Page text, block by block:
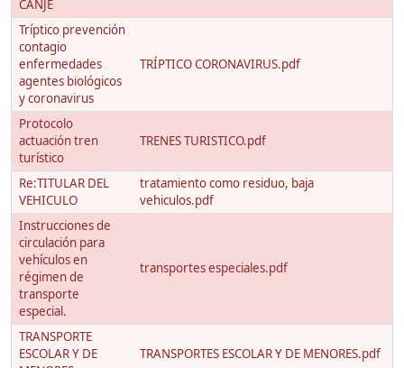
CANJE
Tríptico prevención
contagio
enfermedades
agentes biológicos
y coronavirus
TRÍPTICO CORONAVIRUS.pdf
Protocolo
actuación tren
turístico
TRENES TURISTICO.pdf
Re:TITULAR DEL
VEHICULO
tratamiento como residuo, baja
vehiculos.pdf
Instrucciones de
circulación para
vehículos en
régimen de
transporte
especial.
transportes especiales.pdf
TRANSPORTE
ESCOLAR Y DE
TRANSPORTES ESCOLAR Y DE MENORES.pdf